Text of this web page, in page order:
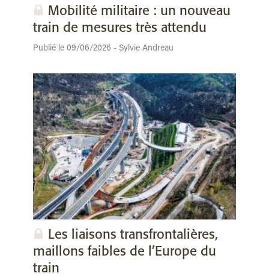
Mobilité militaire : un nouveau
train de mesures très attendu
Publié le 09/06/2026 - Sylvie Andreau
Les liaisons transfrontalières,
maillons faibles de l’Europe du
train